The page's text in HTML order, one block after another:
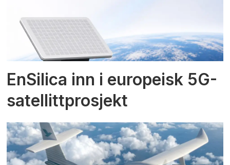
EnSilica inn i europeisk 5G-
satellittprosjekt